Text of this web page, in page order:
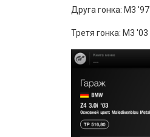
Друга гонка: M3 '97
Третя гонка: M3 '03